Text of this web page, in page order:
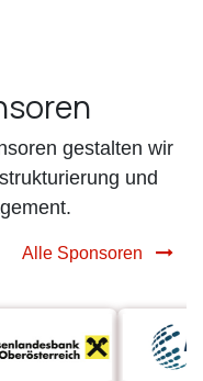
gestalten wir
und
Alle Sponsoren